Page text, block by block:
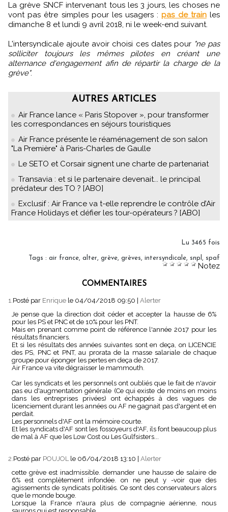
La grève SNCF intervenant tous les 3 jours, les choses ne
vont pas être simples pour les usagers :pas de trainles
dimanche 8 et lundi 9 avril 2018, ni le week-end suivant.
L'intersyndicale ajoute avoir choisi ces dates pour "ne pas
solliciter toujours les mêmes pilotes en créant une
alternance d'engagement afin de répartir la charge de la
grève".
AUTRES ARTICLES
Air France lance « Paris Stopover », pour transformer
les correspondances en séjours touristiques
Air France présente le réaménagement de son salon
"La Première" à Paris-Charles de Gaulle
Le SETO et Corsair signent une charte de partenariat
Transavia : et si le partenaire devenait... le principal
prédateur des TO ? [ABO]
Exclusif : Air France va t-elle reprendre le contrôle d’Air
France Holidays et défier les tour-opérateurs ? [ABO]
Lu 3465 fois
Tags : air france, alter, grève, grèves, intersyndicale, snpl , spaf
Notez
COMMENTAIRES
1.Posté par Enrique le 04/04/2018 09:50
Alerter
Je pense que la direction doit céder et accepter la hausse de 6%
pour les PS et PNC et de 10% pour les PNT.
Mais en prenant comme point de référence l'année 2017 pour les
résultats financiers.
Et si les résultats des années suivantes sont en deça, on LICENCIE
des PS, PNC et PNT, au prorata de la masse salariale de chaque
groupe pour éponger les pertes en deça de 2017.
Air France va vite dégraisser le mammouth.
Car les syndicats et les personnels ont oubliés que le fait de n'avoir
pas eu d'augmentation générale (Ce qui existe de moins en moins
dans les entreprises privées) ont échappés à des vagues de
licenciement durant les années ou AF ne gagnait pas d'argent et en
perdait.
Les personnels d'AF ont la mémoire courte.
Et les syndicats d'AF sont les fossoyeurs d'AF, ils font beaucoup plus
de mal à AF que les Low Cost ou Les Gulfsisters...
2.Posté par POUJOL le 06/04/2018 13:10
Alerter
cette grève est inadmissible. demander une hausse de salaire de
6% est complètement infondée. on ne peut y -voir que des
agissements de syndicats politisés. Ce sont des conservateurs alors
que le monde bouge.
Lorsque la France n'aura plus de compagnie aérienne, nous